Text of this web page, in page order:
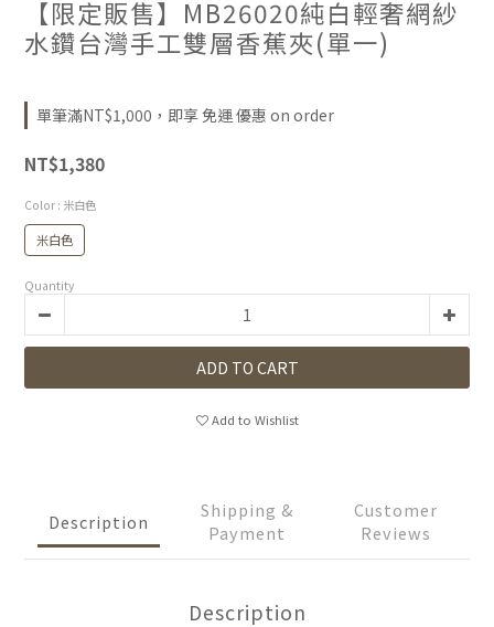
【限定販售】MB26020純白輕奢網紗
水鑽台灣手工雙層香蕉夾(單一)
單筆滿NT$1,000，即享 免運 優惠 on order
NT$1,380
Color : 米白色
米白色
Quantity
ADD TO CART
Add to Wishlist
Description
Shipping &
Payment
Customer
Reviews
Description